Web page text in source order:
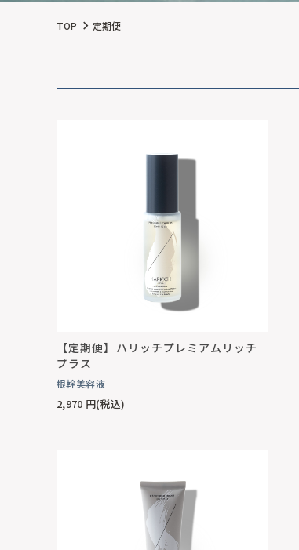
TOP 定期便
【定期便】ハリッチプレミアムリッチ
プラス
根幹美容液
2,970 円(税込)